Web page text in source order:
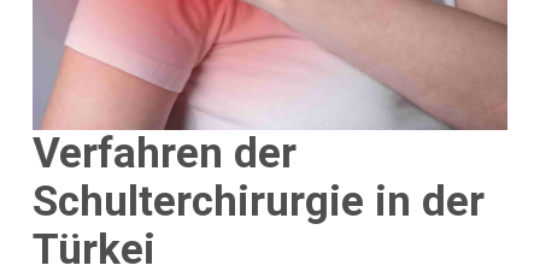
Verfahren der
Schulterchirurgie in der
Türkei